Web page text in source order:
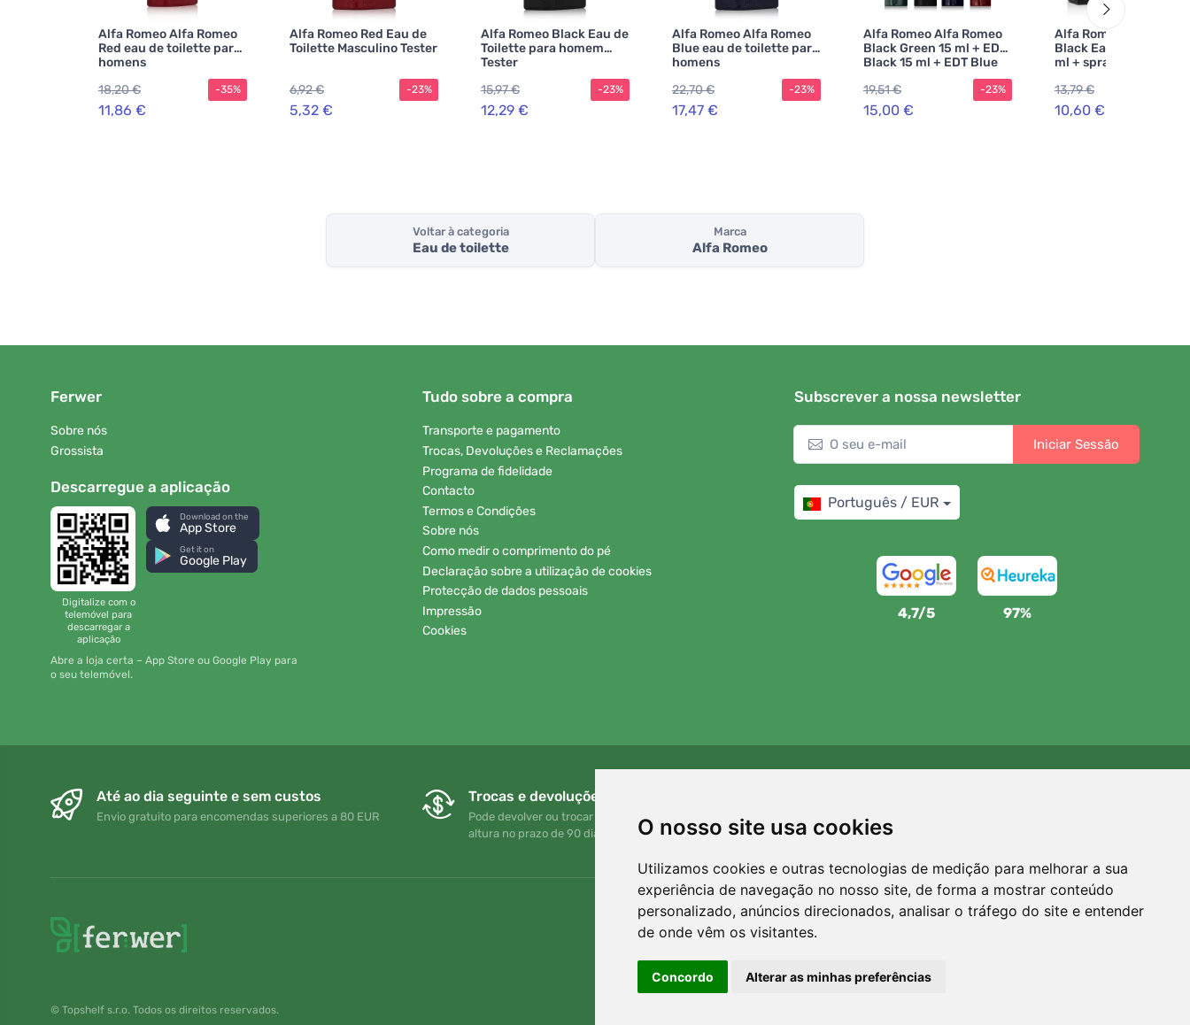
O nosso site usa cookies
Utilizamos cookies e outras tecnologias de medição para melhorar a sua
experiência de navegação no nosso site, de forma a mostrar conteúdo
personalizado, anúncios direcionados, analisar o tráfego do site e entender
de onde vêm os visitantes.
Concordo Alterar as minhas preferências
Alfa Romeo Alfa Romeo
Red eau de toilette para
homens
18,20 €
11,86 €
-35%
Alfa Romeo Red Eau de
Toilette Masculino Tester
6,92 €
5,32 €
-23%
Alfa Romeo Black Eau de
Toilette para homem
Tester
15,97 €
12,29 €
-23%
Alfa Romeo Alfa Romeo
Blue eau de toilette para
homens
22,70 €
17,47 €
-23%
Alfa Romeo Alfa Romeo
Black Green 15 ml + EDT
Black 15 ml + EDT Blue
15 ml + EDT Red eau de
toilette para homens
19,51 €
15,00 €
-23%
Alfa Romeo Alfa
Black Eau de Toilette
ml + spray corporal
13,79 €
10,60 €
Voltar à categoria
Eau de toilette
Marca
Alfa Romeo
Ferwer
Sobre nós
Grossista
Descarregue a aplicação
Digitalize com o
telemóvel para
descarregar a
aplicação
Download on the
App Store
Get it on
Google Play
Abre a loja certa – App Store ou Google Play para
o seu telemóvel.
Tudo sobre a compra
Transporte e pagamento
Trocas, Devoluções e Reclamações
Programa de fidelidade
Contacto
Termos e Condições
Sobre nós
Como medir o comprimento do pé
Declaração sobre a utilização de cookies
Protecção de dados pessoais
Impressão
Cookies
Subscrever a nossa newsletter
Iniciar Sessão
Português / EUR
4,7/5 97%
Até ao dia seguinte e sem custos
Envio gratuito para encomendas superiores a 80 EUR
Trocas e devoluções gratuitas
Pode devolver ou trocar a sua encomenda em qualquer
altura no prazo de 90 dias
Para cada encomenda plantamos uma árvore! Leia mais
Sobre nós
© Topshelf s.r.o. Todos os direitos reservados.